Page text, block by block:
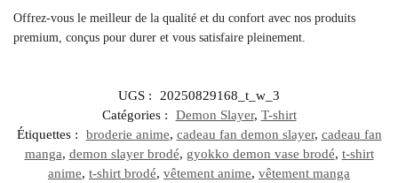
Offrez-vous le meilleur de la qualité et du confort avec nos produits
premium, conçus pour durer et vous satisfaire pleinement.
UGS :
20250829168_t_w_3
Catégories :
Demon Slayer, T-shirt
Étiquettes :
broderie anime, cadeau fan demon slayer, cadeau fan
manga, demon slayer brodé, gyokko demon vase brodé, t-shirt
anime, t-shirt brodé, vêtement anime, vêtement manga